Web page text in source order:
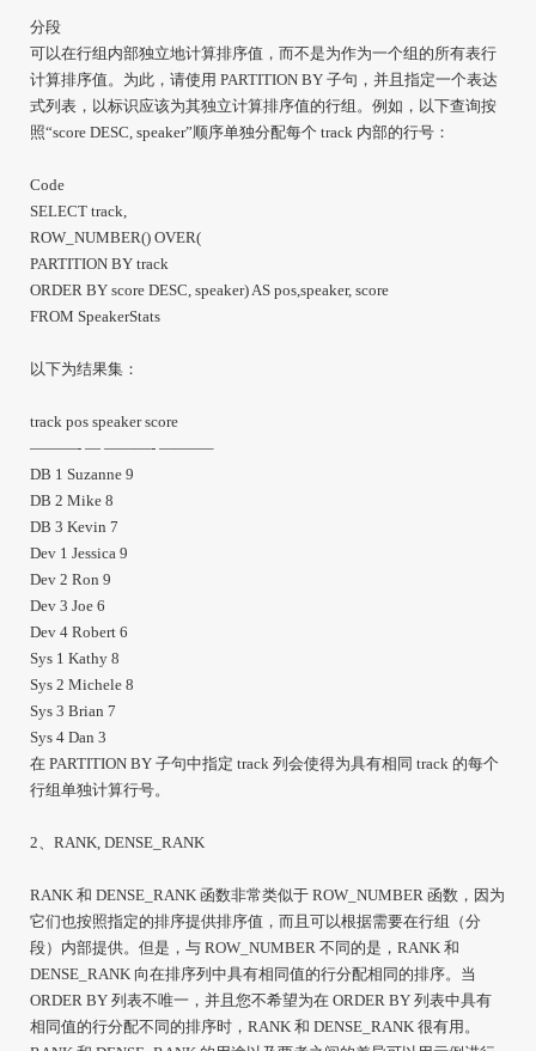
分段
可以在行组内部独立地计算排序值，而不是为作为一个组的所有表行
计算排序值。为此，请使用 PARTITION BY 子句，并且指定一个表达
式列表，以标识应该为其独立计算排序值的行组。例如，以下查询按
照“score DESC, speaker”顺序单独分配每个 track 内部的行号：
Code
SELECT track,
ROW_NUMBER() OVER(
PARTITION BY track
ORDER BY score DESC, speaker) AS pos,speaker, score
FROM SpeakerStats
以下为结果集：
track pos speaker score
———- — ———- ———–
DB 1 Suzanne 9
DB 2 Mike 8
DB 3 Kevin 7
Dev 1 Jessica 9
Dev 2 Ron 9
Dev 3 Joe 6
Dev 4 Robert 6
Sys 1 Kathy 8
Sys 2 Michele 8
Sys 3 Brian 7
Sys 4 Dan 3
在 PARTITION BY 子句中指定 track 列会使得为具有相同 track 的每个
行组单独计算行号。
2、RANK, DENSE_RANK
RANK 和 DENSE_RANK 函数非常类似于 ROW_NUMBER 函数，因为
它们也按照指定的排序提供排序值，而且可以根据需要在行组（分
段）内部提供。但是，与 ROW_NUMBER 不同的是，RANK 和
DENSE_RANK 向在排序列中具有相同值的行分配相同的排序。当
ORDER BY 列表不唯一，并且您不希望为在 ORDER BY 列表中具有
相同值的行分配不同的排序时，RANK 和 DENSE_RANK 很有用。